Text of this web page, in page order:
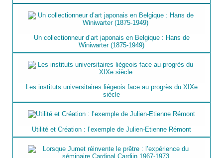
Un collectionneur d’art japonais en Belgique : Hans de
Winiwarter (1875-1949)
Les instituts universitaires liégeois face au progrès du XIXe
siècle
Utilité et Création : l’exemple de Julien-Etienne Rémont